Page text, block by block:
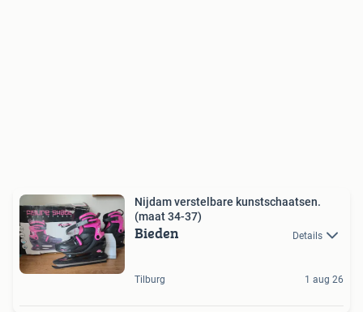
Nijdam verstelbare kunstschaatsen.
(maat 34-37)
Bieden Details
Tilburg 1 aug 26